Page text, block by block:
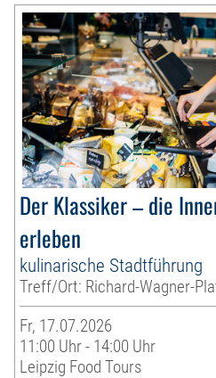
Der Klassiker – die
erleben
kulinarische Stadtführung
Treff/Ort: Richard-Wagner-
Fr, 17.07.2026
11:00 Uhr - 14:00 Uhr
Leipzig Food Tours